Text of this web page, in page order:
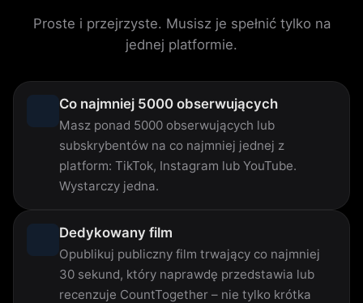
Proste i przejrzyste. Musisz je spełnić tylko na
jednej platformie.
Co najmniej 5000 obserwujących
Masz ponad 5000 obserwujących lub
subskrybentów na co najmniej jednej z
platform: TikTok, Instagram lub YouTube.
Wystarczy jedna.
Dedykowany film
Opublikuj publiczny film trwający co najmniej
30 sekund, który naprawdę przedstawia lub
recenzuje CountTogether – nie tylko krótka